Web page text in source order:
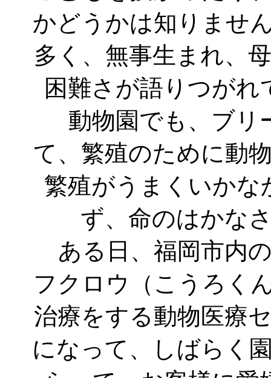
かどうかは知りませ
多く、無事生まれ、
困難さが語りつが
動物園でも、ブリ
て、繁殖のために動
繁殖がうまくいかな
ず、命のはかな
ある日、福岡市内
フクロウ（こうろく
治療をする動物医療
になって、しばらく